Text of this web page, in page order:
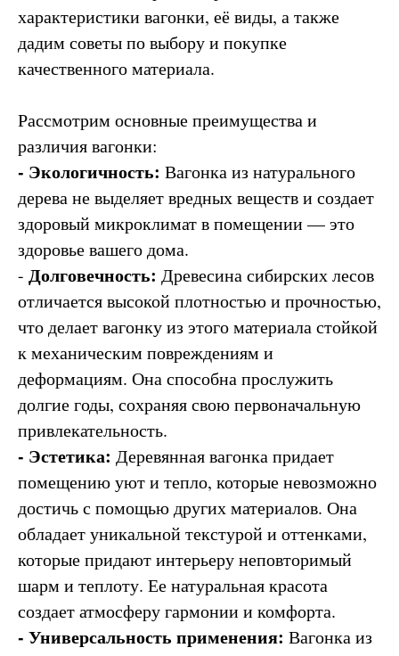
характеристики вагонки, её виды, а также
дадим советы по выбору и покупке
качественного материала.
Рассмотрим основные преимущества и
различия вагонки:
- Экологичность: Вагонка из натурального
дерева не выделяет вредных веществ и создает
здоровый микроклимат в помещении — это
здоровье вашего дома.
- Долговечность: Древесина сибирских лесов
отличается высокой плотностью и прочностью,
что делает вагонку из этого материала стойкой
к механическим повреждениям и
деформациям. Она способна прослужить
долгие годы, сохраняя свою первоначальную
привлекательность.
- Эстетика: Деревянная вагонка придает
помещению уют и тепло, которые невозможно
достичь с помощью других материалов. Она
обладает уникальной текстурой и оттенками,
которые придают интерьеру неповторимый
шарм и теплоту. Ее натуральная красота
создает атмосферу гармонии и комфорта.
- Универсальность применения: Вагонка из